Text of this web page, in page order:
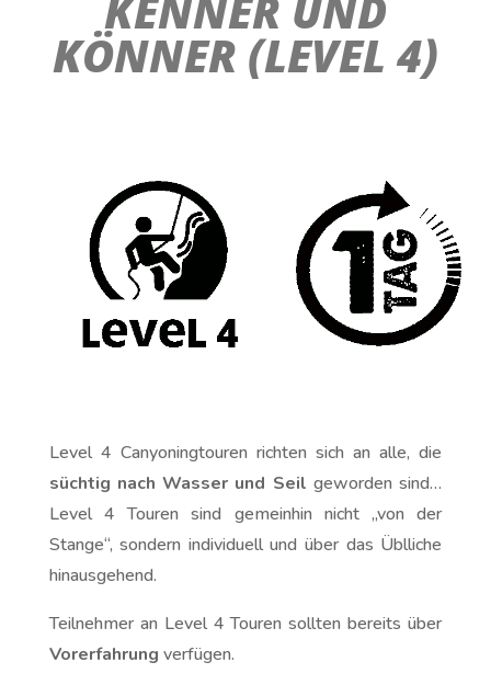
KÖNNER (LEVEL 4)
Level 4 Canyoningtouren richten sich an alle, die
süchtig nach Wasser und Seil geworden sind…
Level 4 Touren sind gemeinhin nicht „von der
Stange“, sondern individuell und über das Üblliche
hinausgehend.
Teilnehmer an Level 4 Touren sollten bereits über
Vorerfahrung verfügen.